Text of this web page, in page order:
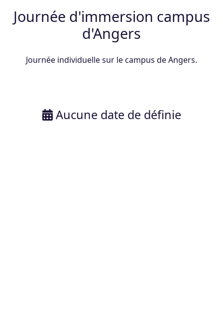
Journée d'immersion campus
d'Angers
Journée individuelle sur le campus de Angers.
Aucune date de définie